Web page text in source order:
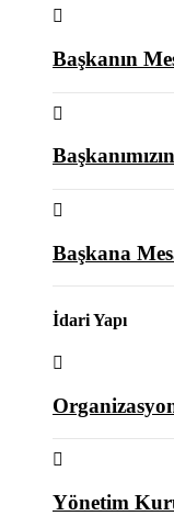
Başkanın
Başkana
İdari Yapı
Yönetim